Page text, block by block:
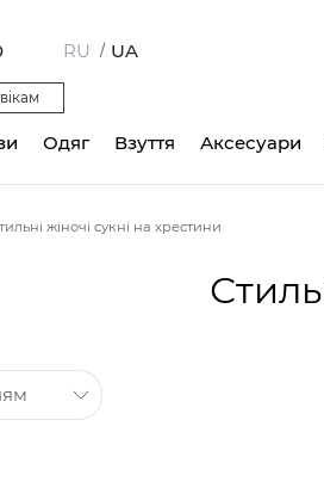
RU / UA
Одяг Взуття Аксесуари
жіночі сукні на хрестини